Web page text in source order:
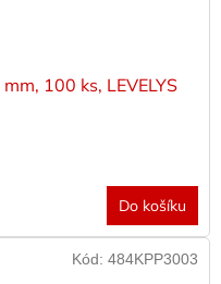
100 ks, LEVELYS
Do košíku
Kód: 484KPP3003